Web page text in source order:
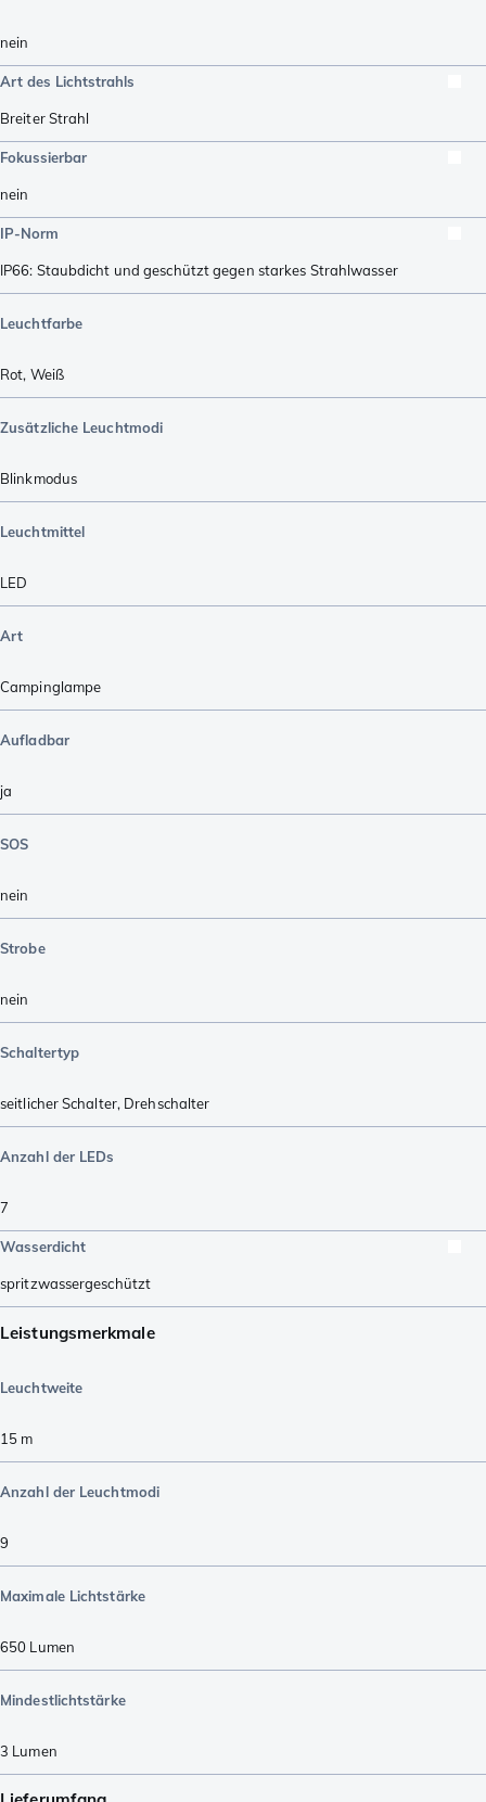
nein
Art des Lichtstrahls
Breiter Strahl
Fokussierbar
nein
IP-Norm
IP66: Staubdicht und geschützt gegen starkes Strahlwasser
Leuchtfarbe
Rot, Weiß
Zusätzliche Leuchtmodi
Blinkmodus
Leuchtmittel
LED
Art
Campinglampe
Aufladbar
ja
SOS
nein
Strobe
nein
Schaltertyp
seitlicher Schalter, Drehschalter
Anzahl der LEDs
7
Wasserdicht
spritzwassergeschützt
Leistungsmerkmale
Leuchtweite
15 m
Anzahl der Leuchtmodi
9
Maximale Lichtstärke
650 Lumen
Mindestlichtstärke
3 Lumen